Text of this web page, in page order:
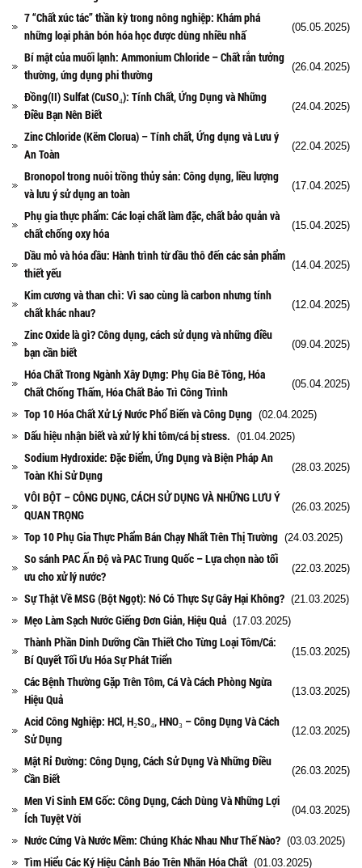
7 “Chất xúc tác” thần kỳ trong nông nghiệp: Khám phá
những loại phân bón hóa học được dùng nhiều nhấ
(05.05.2025)
Bí mật của muối lạnh: Ammonium Chloride – Chất rắn tưởng
thường, ứng dụng phi thường
(26.04.2025)
Đồng(II) Sulfat (CuSO₄): Tính Chất, Ứng Dụng và Những
Điều Bạn Nên Biết
(24.04.2025)
Zinc Chloride (Kẽm Clorua) – Tính chất, Ứng dụng và Lưu ý
An Toàn
(22.04.2025)
Bronopol trong nuôi trồng thủy sản: Công dụng, liều lượng
và lưu ý sử dụng an toàn
(17.04.2025)
Phụ gia thực phẩm: Các loại chất làm đặc, chất bảo quản và
chất chống oxy hóa
(15.04.2025)
Dầu mỏ và hóa dầu: Hành trình từ dầu thô đến các sản phẩm
thiết yếu
(14.04.2025)
Kim cương và than chì: Vì sao cùng là carbon nhưng tính
chất khác nhau?
(12.04.2025)
Zinc Oxide là gì? Công dụng, cách sử dụng và những điều
bạn cần biết
(09.04.2025)
Hóa Chất Trong Ngành Xây Dựng: Phụ Gia Bê Tông, Hóa
Chất Chống Thấm, Hóa Chất Bảo Trì Công Trình
(05.04.2025)
Top 10 Hóa Chất Xử Lý Nước Phổ Biến và Công Dụng (02.04.2025)
Dấu hiệu nhận biết và xử lý khi tôm/cá bị stress. (01.04.2025)
Sodium Hydroxide: Đặc Điểm, Ứng Dụng và Biện Pháp An
Toàn Khi Sử Dụng
(28.03.2025)
VÔI BỘT – CÔNG DỤNG, CÁCH SỬ DỤNG VÀ NHỮNG LƯU Ý
QUAN TRỌNG
(26.03.2025)
Top 10 Phụ Gia Thực Phẩm Bán Chạy Nhất Trên Thị Trường (24.03.2025)
So sánh PAC Ấn Độ và PAC Trung Quốc – Lựa chọn nào tối
ưu cho xử lý nước?
(22.03.2025)
Sự Thật Về MSG (Bột Ngọt): Nó Có Thực Sự Gây Hại Không? (21.03.2025)
Mẹo Làm Sạch Nước Giếng Đơn Giản, Hiệu Quả (17.03.2025)
Thành Phần Dinh Dưỡng Cần Thiết Cho Từng Loại Tôm/Cá:
Bí Quyết Tối Ưu Hóa Sự Phát Triển
(15.03.2025)
Các Bệnh Thường Gặp Trên Tôm, Cá Và Cách Phòng Ngừa
Hiệu Quả
(13.03.2025)
Acid Công Nghiệp: HCl, H₂SO₄, HNO₃ – Công Dụng Và Cách
Sử Dụng
(12.03.2025)
Mật Rỉ Đường: Công Dụng, Cách Sử Dụng Và Những Điều
Cần Biết
(26.03.2025)
Men Vi Sinh EM Gốc: Công Dụng, Cách Dùng Và Những Lợi
Ích Tuyệt Vời
(04.03.2025)
Nước Cứng Và Nước Mềm: Chúng Khác Nhau Như Thế Nào? (03.03.2025)
Tìm Hiểu Các Ký Hiệu Cảnh Báo Trên Nhãn Hóa Chất (01.03.2025)